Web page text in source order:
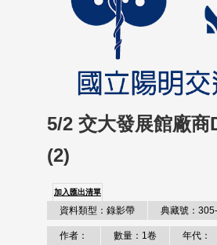
5/2 交大發展館廠商
(2)
加入匯出清單
資料類型：錄影帶 典藏號：
作者： 數量：1卷 年代：